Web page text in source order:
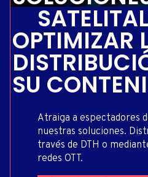
OPTIMIZAR
SU
Atraiga a espectadores
nuestras soluciones.
través de DTH o
redes OTT.